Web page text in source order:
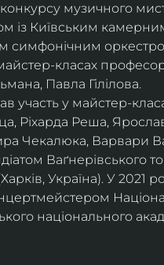
музичного
із Київським
симфонічним
класах
Павла Гілілова.
участь у майстер-
Ріхарда Реша,
Чекалюка, Варвари
Ваґнерівського
Україна). У 2021
національного